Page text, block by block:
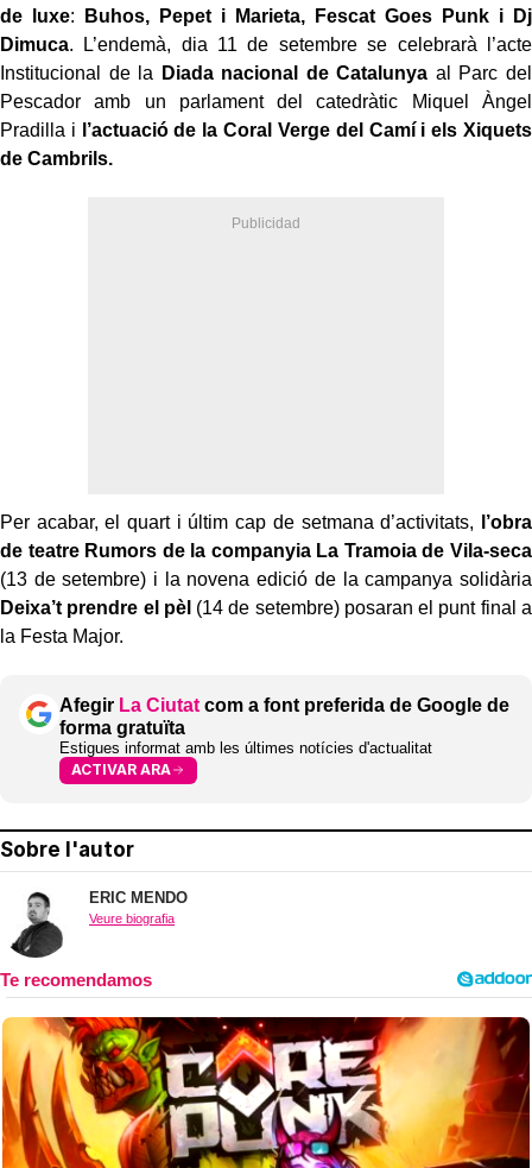
de luxe:
Buhos, Pepet i Marieta, Fescat Goes Punk i Dj
Dimuca. L’endemà, dia 11 de setembre se celebrarà l’acte
Institucional de la
Diada nacional de Catalunya al Parc del
Pescador amb un parlament del catedràtic Miquel Àngel
Pradilla i
l’actuació de la Coral Verge del Camí i els Xiquets
de Cambrils.
Per acabar, el quart i últim cap de setmana d’activitats,
l’obra
de teatre Rumors de la companyia La Tramoia de Vila-seca
(13 de setembre) i la novena edició de la campanya solidària
Deixa’t prendre el pèl (14 de setembre) posaran el punt final a
la Festa Major.
Afegir La Ciutat com a font preferida de Google de
forma gratuïta
Estigues informat amb les últimes notícies d'actualitat
ACTIVAR ARA
Sobre l'autor
ERIC MENDO
Veure biografia